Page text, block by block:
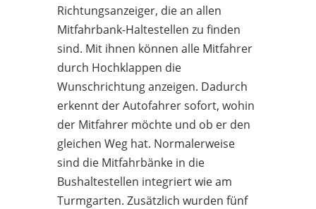
Richtungsanzeiger, die an allen
Mitfahrbank-Haltestellen zu finden
sind. Mit ihnen können alle Mitfahrer
durch Hochklappen die
Wunschrichtung anzeigen. Dadurch
erkennt der Autofahrer sofort, wohin
der Mitfahrer möchte und ob er den
gleichen Weg hat. Normalerweise
sind die Mitfahrbänke in die
Bushaltestellen integriert wie am
Turmgarten. Zusätzlich wurden fünf